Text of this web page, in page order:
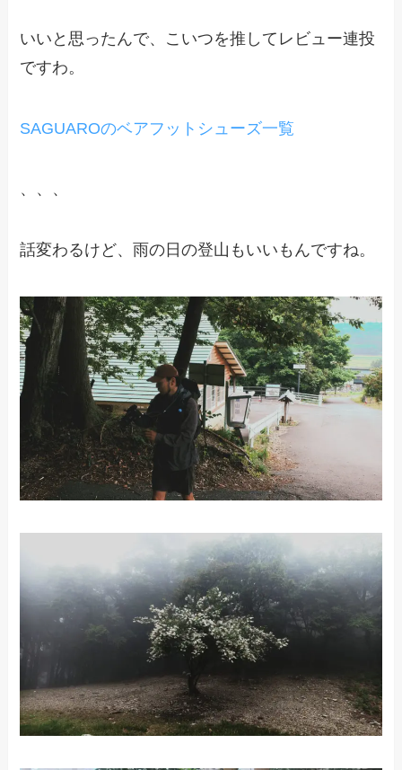
いいと思ったんで、こいつを推してレビュー連投
ですわ。
SAGUAROのベアフットシューズ一覧
、、、
話変わるけど、雨の日の登山もいいもんですね。